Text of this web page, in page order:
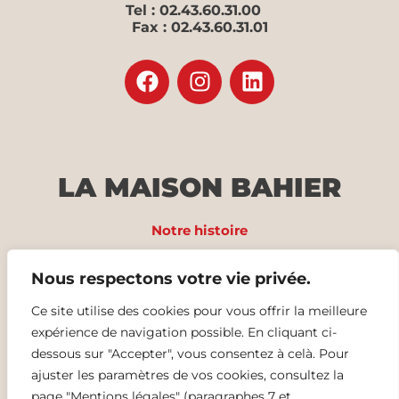
Nous respectons votre vie privée.
Ce site utilise des cookies pour vous offrir la meilleure
expérience de navigation possible. En cliquant ci-
dessous sur "Accepter", vous consentez à celà. Pour
ajuster les paramètres de vos cookies, consultez la
Tel : 02.43.60.31.00
Fax : 02.43.60.31.01
LA MAISON BAHIER
Notre histoire
Recettes
Nos offres d’emploi
Contact